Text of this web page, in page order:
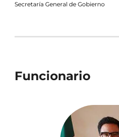
Secretaría General de Gobierno
Funcionario